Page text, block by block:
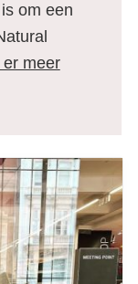
om een
meer